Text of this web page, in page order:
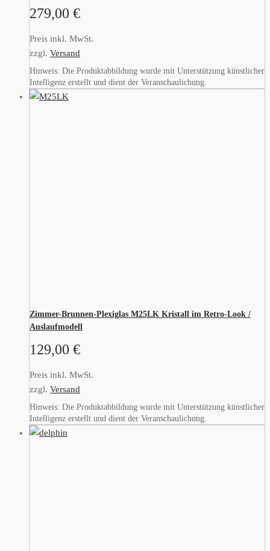
279,00 €
Preis inkl. MwSt.
zzgl. Versand
Hinweis: Die Produktabbildung wurde mit Unterstützung künstlicher
Intelligenz erstellt und dient der Veranschaulichung.
Zimmer-Brunnen-Plexiglas M25LK Kristall im Retro-Look /
Auslaufmodell
129,00 €
Preis inkl. MwSt.
zzgl. Versand
Hinweis: Die Produktabbildung wurde mit Unterstützung künstlicher
Intelligenz erstellt und dient der Veranschaulichung.